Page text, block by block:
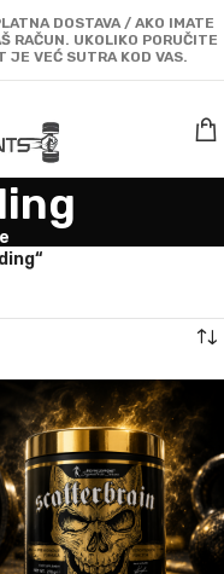
DOSTAVA / AKO IMATE
RAČUN. UKOLIKO PORUČITE
JE VEĆ SUTRA KOD VAS.